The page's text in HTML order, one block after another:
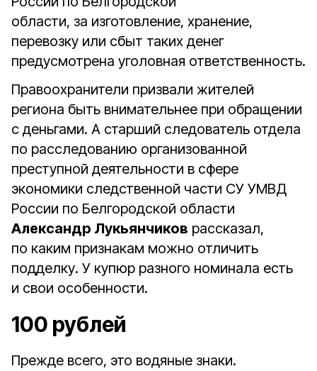
области, за изготовление, хранение,
перевозку или сбыт таких денег
предусмотрена уголовная ответственность.
Правоохранители призвали жителей
региона быть внимательнее при обращении
с деньгами. А старший следователь отдела
по расследованию организованной
преступной деятельности в сфере
экономики следственной части СУ УМВД
России по Белгородской области
Александр Лукьянчиков рассказал,
по каким признакам можно отличить
подделку. У купюр разного номинала есть
и свои особенности.
100 рублей
Прежде всего, это водяные знаки.